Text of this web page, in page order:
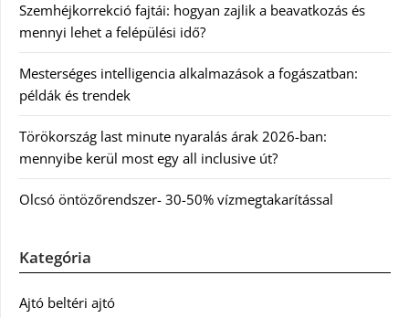
Szemhéjkorrekció fajtái: hogyan zajlik a beavatkozás és
mennyi lehet a felépülési idő?
Mesterséges intelligencia alkalmazások a fogászatban:
példák és trendek
Törökország last minute nyaralás árak 2026-ban:
mennyibe kerül most egy all inclusive út?
Olcsó öntözőrendszer- 30-50% vízmegtakarítással
Kategória
Ajtó beltéri ajtó